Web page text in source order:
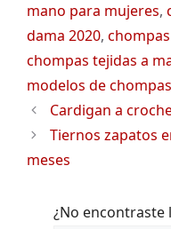
mano para mujeres,
dama 2020,
chompas tejidas a
modelos de
Cardigan a
Tiernos zapatos
meses
¿No encontraste